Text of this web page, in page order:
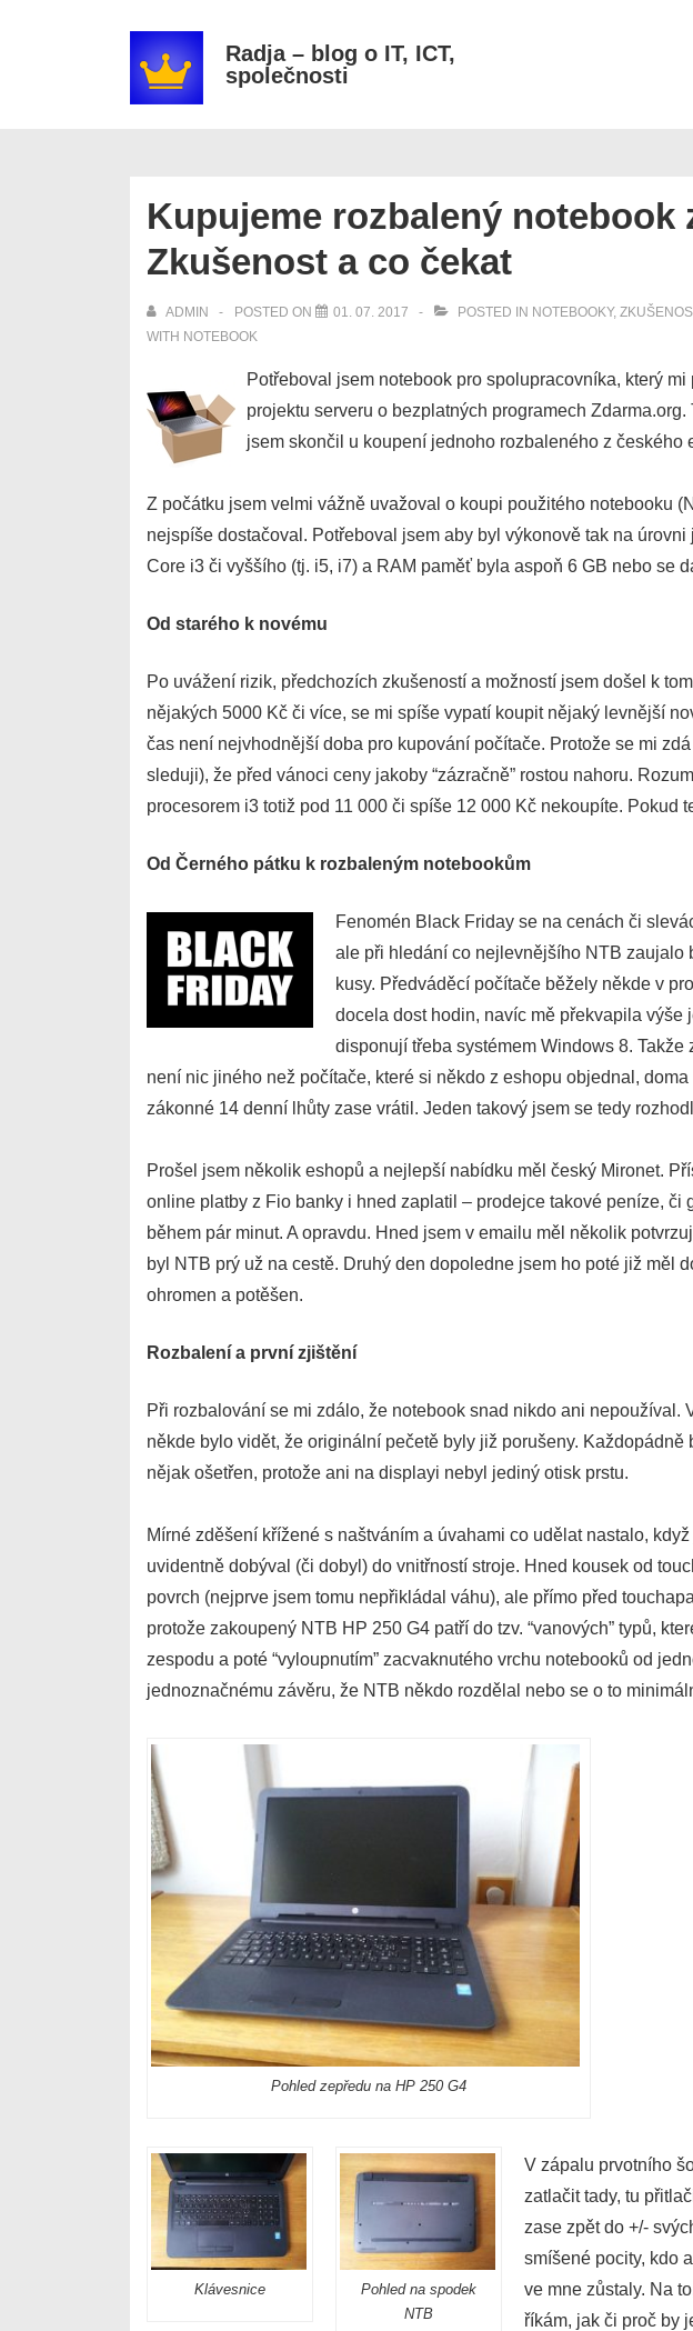
Radja – blog o IT, ICT,
společnosti
Kupujeme rozbalený notebook
Zkušenost a co čekat
ADMIN POSTED ON 01. 07. 2017 POSTED IN NOTEBOOKY,
WITH NOTEBOOK
Potřeboval jsem notebook pro spolupracovníka, který
projektu serveru o bezplatných programech
jsem skončil u koupení jednoho rozbaleného z českého
Z počátku jsem velmi vážně uvažoval o koupi použitého notebooku
nejspíše dostačoval. Potřeboval jsem aby byl výkonově tak na
Core i3 či vyššího (tj. i5, i7) a RAM paměť byla aspoň 6 GB nebo se
Od starého k novému
Po uvážení rizik, předchozích zkušeností a možností jsem došel k
nějakých 5000 Kč či více, se mi spíše vypatí koupit nějaký levnější
čas není nejvhodnější doba pro kupování počítače. Protože se mi
sleduji), že před vánoci ceny jakoby “zázračně” rostou nahoru.
procesorem i3 totiž pod 11 000 či spíše 12 000 Kč nekoupíte. Pokud
Od Černého pátku k rozbaleným notebookům
Fenomén Black Friday se na cenách či
ale při hledání co nejlevnějšího NTB zaujalo
kusy. Předváděcí počítače běžely někde v
docela dost hodin, navíc mě překvapila výše
disponují třeba systémem Windows 8. Takže
není nic jiného než počítače, které si někdo z eshopu objednal,
zákonné 14 denní lhůty zase vrátil. Jeden takový jsem se tedy
Prošel jsem několik eshopů a nejlepší nabídku měl český Mironet.
online platby z Fio banky i hned zaplatil – prodejce takové peníze, či
během pár minut. A opravdu. Hned jsem v emailu měl několik
byl NTB prý už na cestě. Druhý den dopoledne jsem ho poté již měl
ohromen a potěšen.
Rozbalení a první zjištění
Při rozbalování se mi zdálo, že notebook snad nikdo ani nepoužíval.
někde bylo vidět, že originální pečetě byly již porušeny. Každopádně
nějak ošetřen, protože ani na displayi nebyl jediný otisk prstu.
Mírné zděšení křížené s naštváním a úvahami co udělat nastalo,
uvidentně dobýval (či dobyl) do vnitřností stroje. Hned kousek od
povrch (nejprve jsem tomu nepřikládal váhu), ale přímo před
protože zakoupený NTB HP 250 G4 patří do tzv. “vanových” typů,
zespodu a poté “vyloupnutím” zacvaknutého vrchu notebooků od
jednoznačnému závěru, že NTB někdo rozdělal nebo se o to
Pohled zepředu na HP 250 G4
Klávesnice
Pohled na spodek
NTB
V zápalu prvotního
zatlačit tady, tu
zase zpět do +/-
smíšené pocity, kdo
ve mne zůstaly. Na
říkám, jak či proč by